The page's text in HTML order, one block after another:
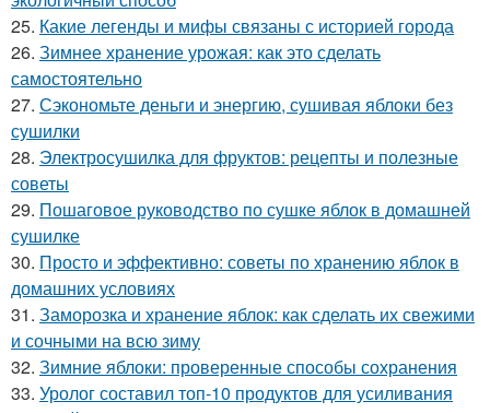
25. Какие легенды и мифы связаны с историей города
26. Зимнее хранение урожая: как это сделать
самостоятельно
27. Сэкономьте деньги и энергию, сушивая яблоки без
сушилки
28. Электросушилка для фруктов: рецепты и полезные
советы
29. Пошаговое руководство по сушке яблок в домашней
сушилке
30. Просто и эффективно: советы по хранению яблок в
домашних условиях
31. Заморозка и хранение яблок: как сделать их свежими
и сочными на всю зиму
32. Зимние яблоки: проверенные способы сохранения
33. Уролог составил топ-10 продуктов для усиливания